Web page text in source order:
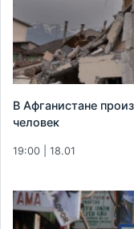
В Афганистане
человек
19:00 | 18.01